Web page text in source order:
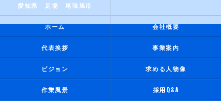
愛知県 足場 尾張旭市
ホーム 会社概要
代表挨拶 事業案内
ビジョン 求める人物像
作業風景 採用Q&A